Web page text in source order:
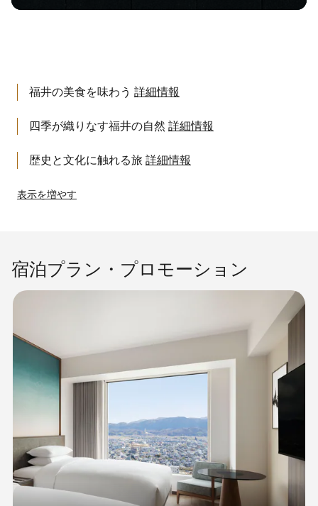
福井の美食を味わう 詳細情報
四季が織りなす福井の自然 詳細情報
歴史と文化に触れる旅 詳細情報
表示を増やす
宿泊プラン・プロモーション